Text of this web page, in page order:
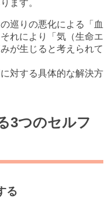
ます。
巡りの悪化による「血
れにより「気（生命エ
が生じると考えられて
対する具体的な解決方
3つのセルフ
る